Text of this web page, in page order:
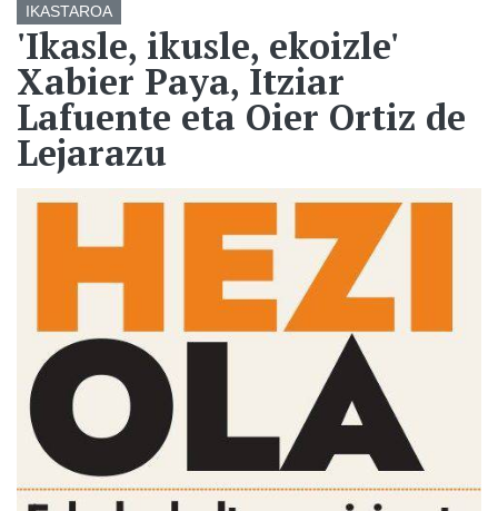
IKASTAROA
'Ikasle, ikusle, ekoizle'
Xabier Paya, Itziar
Lafuente eta Oier Ortiz de
Lejarazu